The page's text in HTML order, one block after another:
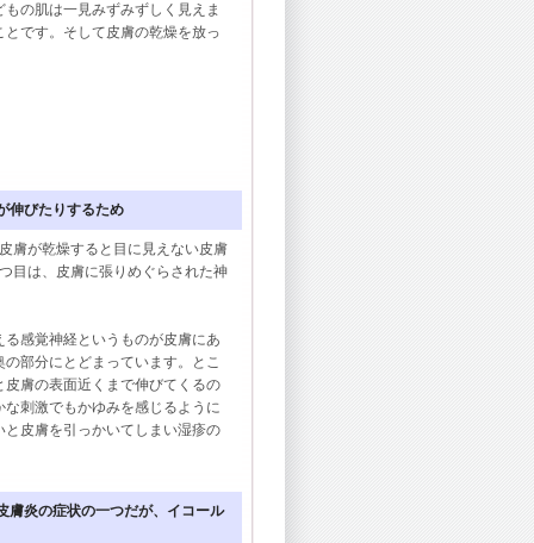
の肌は一見みずみずしく見えま
です。そして皮膚の乾燥を放っ
伸びたりするため
が乾燥すると目に見えない皮膚
目は、皮膚に張りめぐらされた神
感覚神経というものが皮膚にあ
部分にとどまっています。とこ
膚の表面近くまで伸びてくるの
刺激でもかゆみを感じるように
皮膚を引っかいてしまい湿疹の
膚炎の症状の一つだが、イコール